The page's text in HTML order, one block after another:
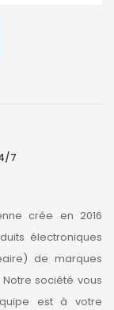
7
crée en 2016
électroniques
de marques
société vous
est à votre